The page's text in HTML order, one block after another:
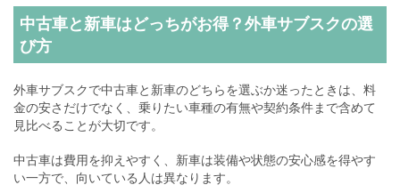
中古車と新車はどっちがお得？外車サブスクの選
び方
外車サブスクで中古車と新車のどちらを選ぶか迷ったときは、料
金の安さだけでなく、乗りたい車種の有無や契約条件まで含めて
見比べることが大切です。
中古車は費用を抑えやすく、新車は装備や状態の安心感を得やす
い一方で、向いている人は異なります。